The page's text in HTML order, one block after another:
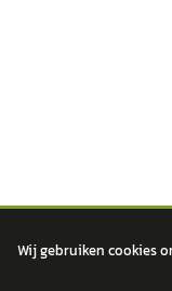
Wij gebruiken cookies